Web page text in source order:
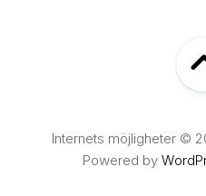
Internets möjligheter ©
Powered by